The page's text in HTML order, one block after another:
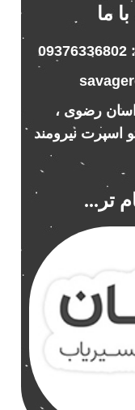
ما
رضوی ،
تر...